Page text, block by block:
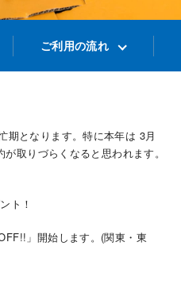
ご利用の流れ
となります。特に本年は 3月
取りづらくなると思われます。
ト！
」開始します。(関東・東